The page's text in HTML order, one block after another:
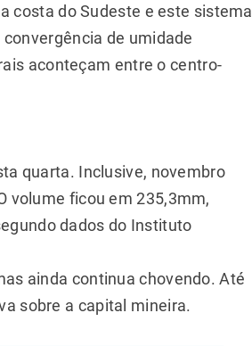
costa do Sudeste e este sistema
de umidade
aconteçam entre o centro-
quarta. Inclusive, novembro
volume ficou em 235,3mm,
dados do Instituto
ainda continua chovendo. Até
sobre a capital mineira.